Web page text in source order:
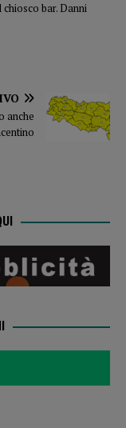
bar. Danni
anche